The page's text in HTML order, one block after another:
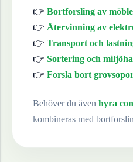
👉 Bortforsling av
👉 Återvinning av
👉 Transport och
👉 Sortering och
👉 Forsla bort
Behöver du även hyra
kombineras med